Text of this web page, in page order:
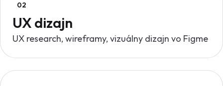
02
UX dizajn
UX research, wireframy, vizuálny dizajn vo Figme